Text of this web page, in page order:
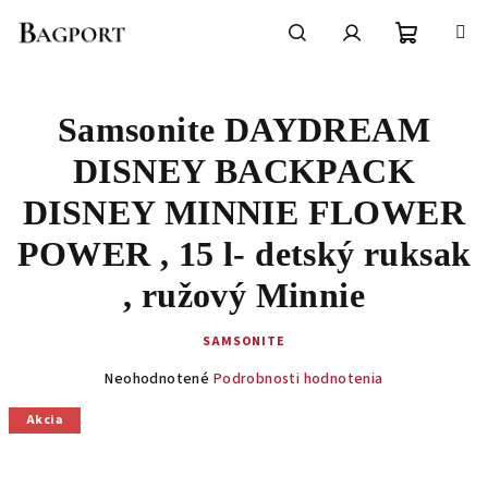
košík
Samsonite DAYDREAM
DISNEY BACKPACK
DISNEY MINNIE FLOWER
POWER , 15 l- detský ruksak
, ružový Minnie
SAMSONITE
produktu
Neohodnotené Podrobnosti hodnotenia
Akcia